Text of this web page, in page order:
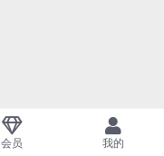
会员 我的